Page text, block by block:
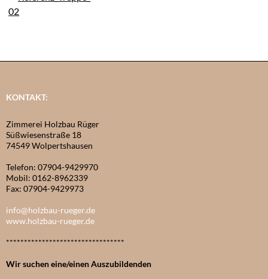
KONTAKT:
Zimmerei Holzbau Rüger
Süßwiesenstraße 18
74549 Wolpertshausen
Telefon: 07904-9429970
Mobil: 0162-8962339
Fax: 07904-9429973
info@holzbau-rueger.de
www.holzbau-rueger.de
*********************************
Wir suchen eine/einen Auszubildenden